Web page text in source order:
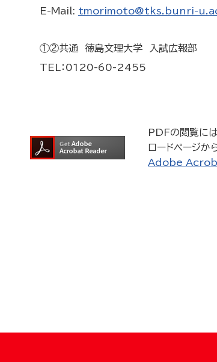
E-Mail: tmorimoto@tks.bunri-
①②共通 徳島文理大学 入試広報部
TEL：0120-60-2455
PDFの閲覧に
ロードページか
Adobe